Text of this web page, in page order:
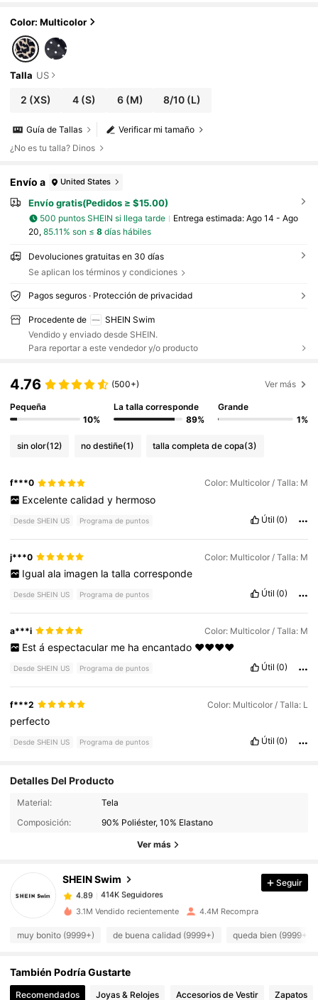
Color: Multicolor
Talla US
2 (XS) 4(S) 6(M) 8/10 (L)
Verificar mi tamaño
Guía de Tallas
¿No es tu talla? Dinos
Envío a United States
Envío gratis(Pedidos ≥ $15.00)
500 puntos SHEIN si llega tarde Entrega estimada: Ago 14 - Ago
20, 85.11% son ≤ 8días hábiles
Devoluciones gratuitas en 30 días
Se aplican los términos y condiciones
Pagos seguros · Protección de privacidad
Procedente de
SHEIN Swim
Vendido y enviado desde SHEIN.
Para reportar a este vendedor y/o producto
4.76 (500+) Ver más
Pequeña
10%
La talla corresponde
89%
Grande
1%
sin olor(12) no destiñe(1) talla completa de copa(3)
f***0 Color: Multicolor / Talla: M
Excelente calidad y hermoso
Desde SHEIN US Programa de puntos Útil (0)
j***0 Color: Multicolor / Talla: M
Igual ala imagen la talla corresponde
Desde SHEIN US Programa de puntos Útil (0)
a***i Color: Multicolor / Talla: M
Est á espectacular me ha encantado ❤️❤️❤️❤️
Desde SHEIN US Programa de puntos Útil (0)
f***2 Color: Multicolor / Talla: L
perfecto
Desde SHEIN US Programa de puntos Útil (0)
Detalles Del Producto
Material:
Tela
Composición:
90% Poliéster, 10% Elastano
Ver más
SHEIN Swim
414K Seguidores
4.89
414K Seguidores
s***i pagóHace 11 horas
4.89 414K Seguidores
Seguir
3.1M Vendido recientemente 4.4M Recompra
muy bonito (9999+) de buena calidad (9999+) queda bien (9999+)
También Podría Gustarte
Recomendados Joyas & Relojes Accesorios de Vestir Zapatos